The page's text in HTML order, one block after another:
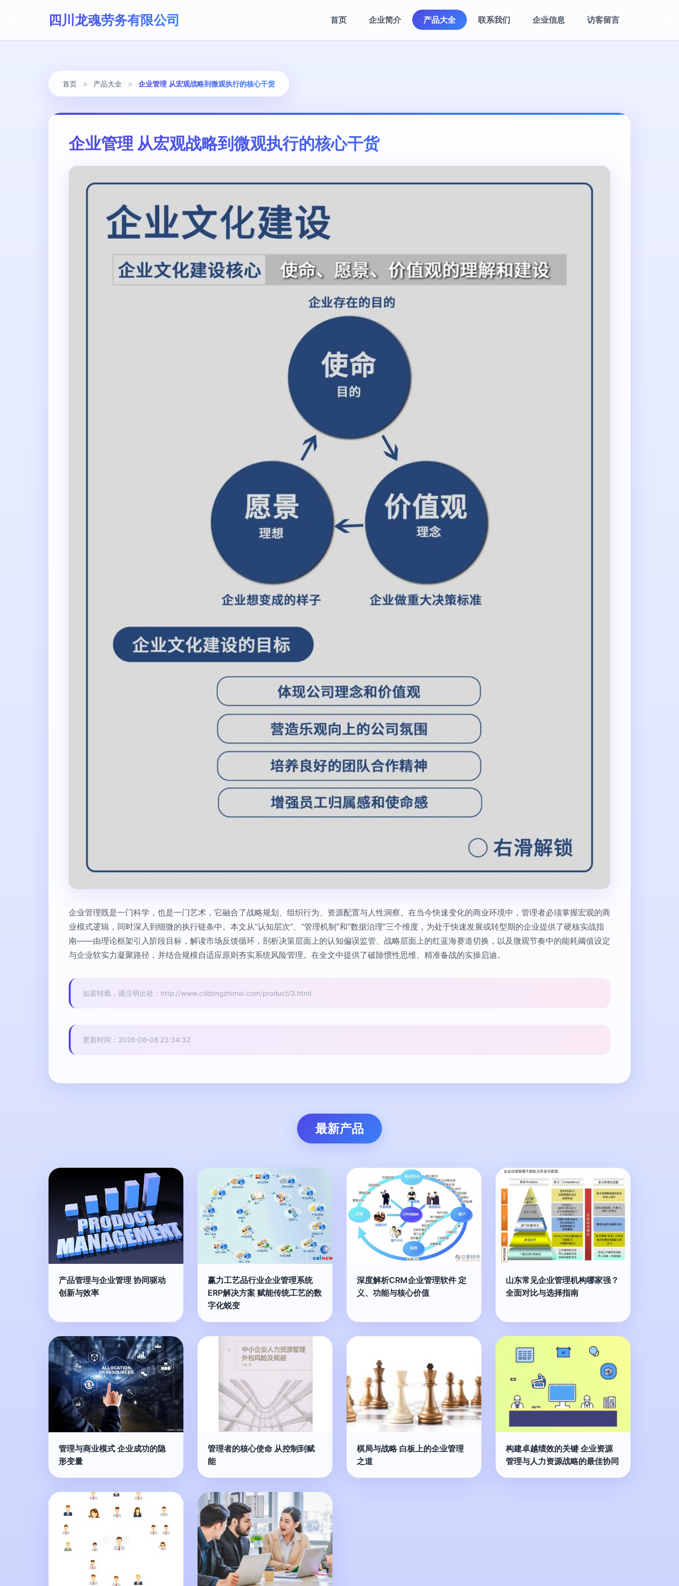
四川龙魂劳务有限公司 首页 企业简介 产品大全 联系我们 企业信息 访客留言
首页 > 产品大全 > 企业管理 从宏观战略到微观执行的核心干货
企业管理 从宏观战略到微观执行的核心干货
企业管理既是一门科学，也是一门艺术，它融合了战略规划、组织行为、资源配置与人性洞察。在当今快速变化的商业环境中，管理者必须掌握宏观的商
业模式逻辑，同时深入到细微的执行链条中。本文从“认知层次”、“管理机制”和“数据治理”三个维度，为处于快速发展或转型期的企业提供了硬核实战指
南——由理论框架引入阶段目标，解读市场反馈循环，剖析决策层面上的认知偏误监管、战略层面上的红蓝海赛道切换，以及微观节奏中的能耗阈值设定
与企业软实力凝聚路径，并结合规模自适应原则夯实系统风险管理。在全文中提供了破除惯性思维、精准备战的实操启迪。
如若转载，请注明出处：http://www.cddongzhimei.com/product/3.html
更新时间：2026-08-08 23:34:32
最新产品
产品管理与企业管理 协同驱动
创新与效率
赢力工艺品行业企业管理系统
ERP解决方案 赋能传统工艺的数
字化蜕变
深度解析CRM企业管理软件 定
义、功能与核心价值
山东常见企业管理机构哪家强？
全面对比与选择指南
管理与商业模式 企业成功的隐
形变量
管理者的核心使命 从控制到赋
能
棋局与战略 白板上的企业管理
之道
构建卓越绩效的关键 企业资源
管理与人力资源战略的最佳协同